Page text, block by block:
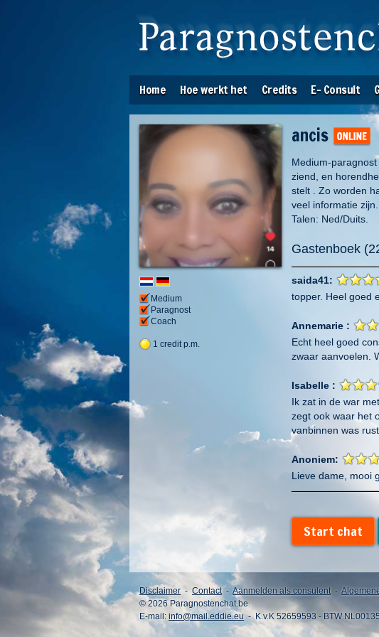
Home Hoe werkt het Credits E- Consult
Medium
Paragnost
Coach
1 credit p.m.
ancis
Medium-
ziend, en
stelt . Zo worden
veel informatie
Talen: Ned/Duits.
Gastenboek
saida41:
topper. Heel goed
Annemarie :
Echt heel goed
zwaar aanvoelen.
Isabelle :
Ik zat in de war
zegt ook waar het
vanbinnen was
Anoniem:
Lieve dame, mooi
Goed consult
Isabelle:
Ik heb met
antwoorden op
dame...
Isabelle:
Start chat
Disclaimer - Contact- Aanmelden als consulent -
© 2026 Paragnostenchat.be
E-mail: info@mail.eddie.eu- K.v.K 52659593 - BTW